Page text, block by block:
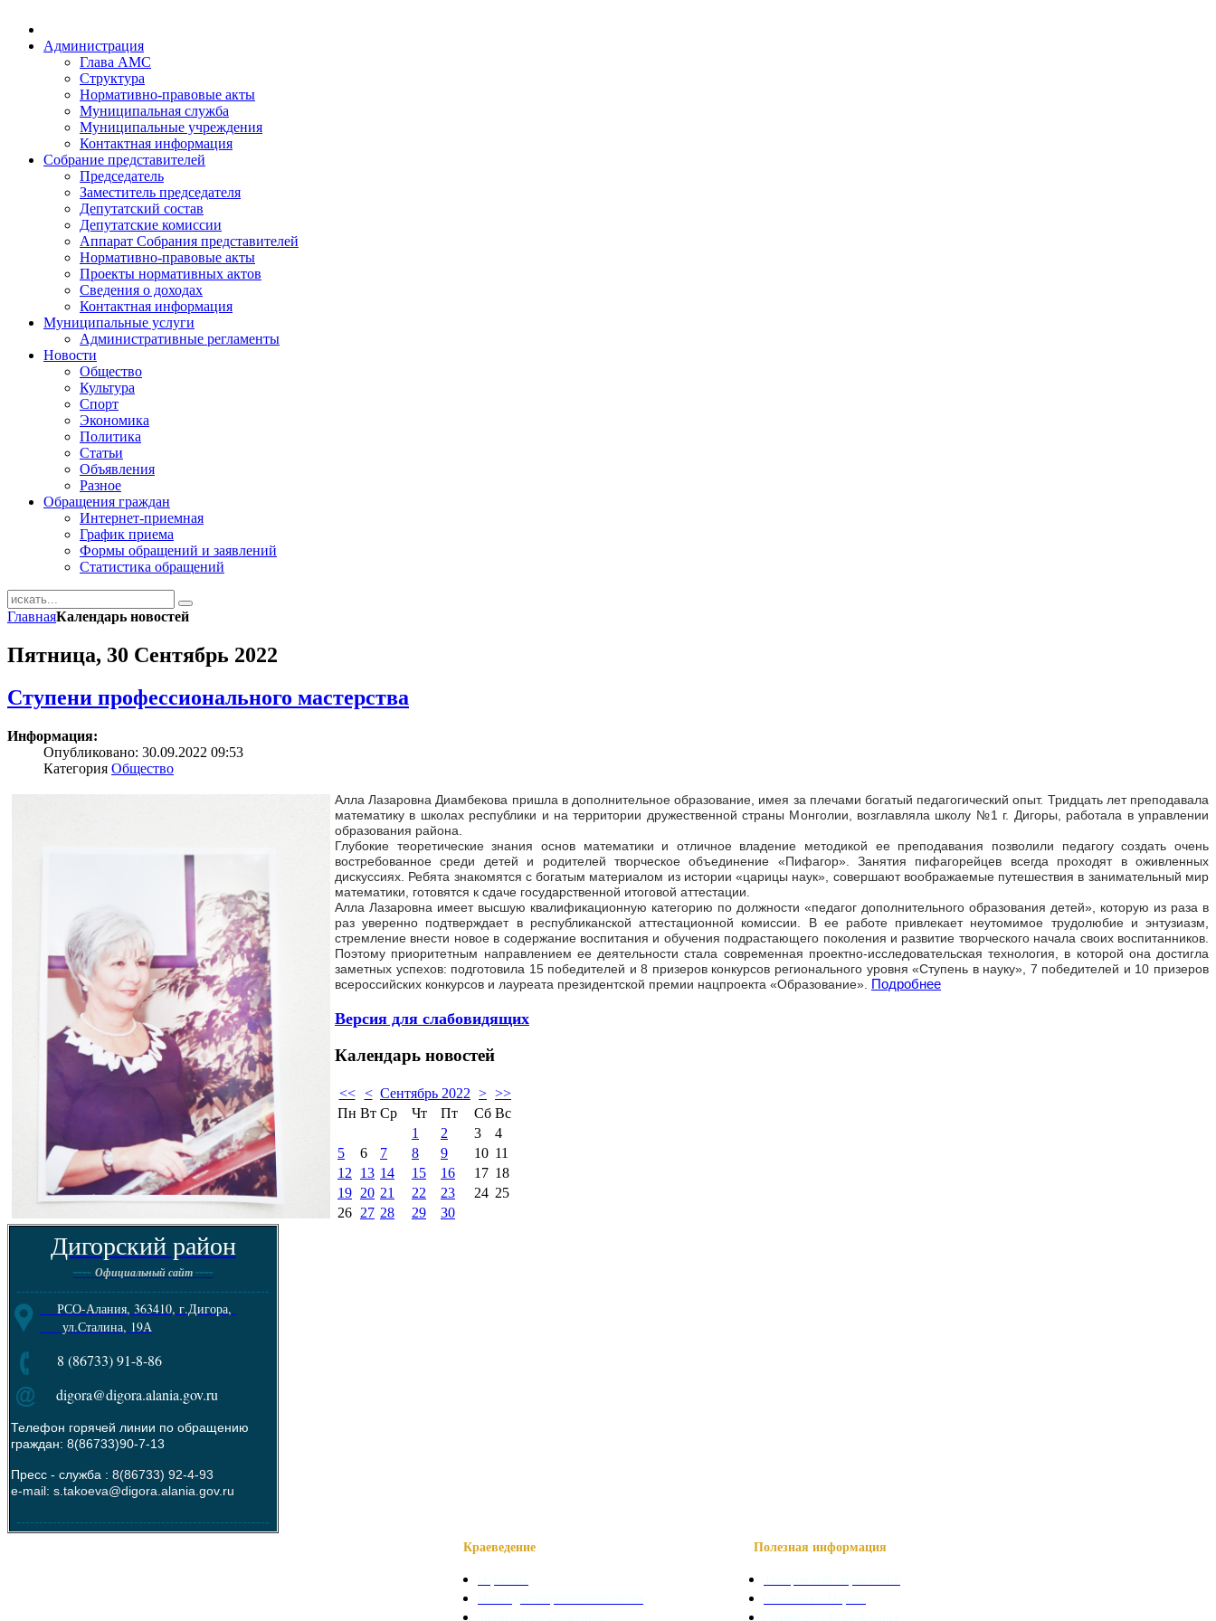
Администрация
Глава АМС
Структура
Нормативно-правовые акты
Муниципальная служба
Муниципальные учреждения
Контактная информация
Собрание представителей
Председатель
Заместитель председателя
Депутатский состав
Депутатские комиссии
Аппарат Собрания представителей
Нормативно-правовые акты
Проекты нормативных актов
Сведения о доходах
Контактная информация
Муниципальные услуги
Административные регламенты
Новости
Общество
Культура
Спорт
Экономика
Политика
Статьи
Объявления
Разное
Обращения граждан
Интернет-приемная
График приема
Формы обращений и заявлений
Статистика обращений
ГлавнаяКалендарь новостей
Пятница, 30 Сентябрь 2022
Ступени профессионального мастерства
Информация:
Опубликовано: 30.09.2022 09:53
Категория Общество
Алла Лазаровна Диамбекова пришла в дополнительное образование, имея за плечами богатый педагогический опыт. Тридцать лет преподавала
математику в школах республики и на территории дружественной страны Монголии, возглавляла школу №1 г. Дигоры, работала в управлении
образования района.
Глубокие теоретические знания основ математики и отличное владение методикой ее преподавания позволили педагогу создать очень
востребованное среди детей и родителей творческое объединение «Пифагор». Занятия пифагорейцев всегда проходят в оживленных
дискуссиях. Ребята знакомятся с богатым материалом из истории «царицы наук», совершают воображаемые путешествия в занимательный мир
математики, готовятся к сдаче государственной итоговой аттестации.
Алла Лазаровна имеет высшую квалификационную категорию по должности «педагог дополнительного образования детей», которую из раза в
раз уверенно подтверждает в республиканской аттестационной комиссии. В ее работе привлекает неутомимое трудолюбие и энтузиазм,
стремление внести новое в содержание воспитания и обучения подрастающего поколения и развитие творческого начала своих воспитанников.
Поэтому приоритетным направлением ее деятельности стала современная проектно-исследовательская технология, в которой она достигла
заметных успехов: подготовила 15 победителей и 8 призеров конкурсов регионального уровня «Ступень в науку», 7 победителей и 10 призеров
всероссийских конкурсов и лауреата президентской премии нацпроекта «Образование». Подробнее
Версия для слабовидящих
Календарь новостей
<< < Сентябрь 2022 > >>
Пн Вт Ср Чт Пт Сб Вс
1
2 3
4
5
6 7 8 9 10 11
12
13 14 15 16 17 18
19 20 21 22 23 24 25
26 27 28 29 30
Дигорский район
---- Официальный сайт----
--------------------------------------------------------
РСО-Алания, 363410, г.Дигора,
ул.Сталина, 19А
8 (86733) 91-8-86
digora@digora.alania.gov.ru
Телефон горячей линии по обращению
граждан: 8(86733)90-7-13
Пресс - служба : 8(86733) 92-4-93
e-mail: s.takoeva@digora.alania.gov.ru
--------------------------------------------------------
Краеведение Полезная информация